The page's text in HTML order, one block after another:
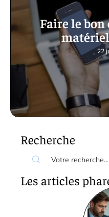
Faire le
22
Recherche
Les articles